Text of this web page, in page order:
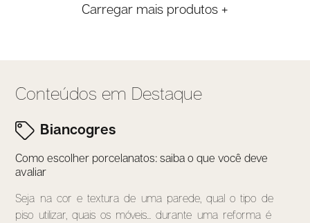
Carregar mais produtos +
Conteúdos em Destaque
Biancogres
Como escolher porcelanatos: saiba o que você deve
avaliar
Seja na cor e textura de uma parede, qual o tipo de
piso utilizar, quais os móveis... durante uma reforma é